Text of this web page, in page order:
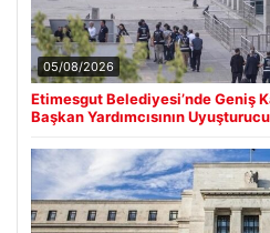
05/08/2026
Etimesgut Belediyesi’nde Geniş
Başkan Yardımcısının